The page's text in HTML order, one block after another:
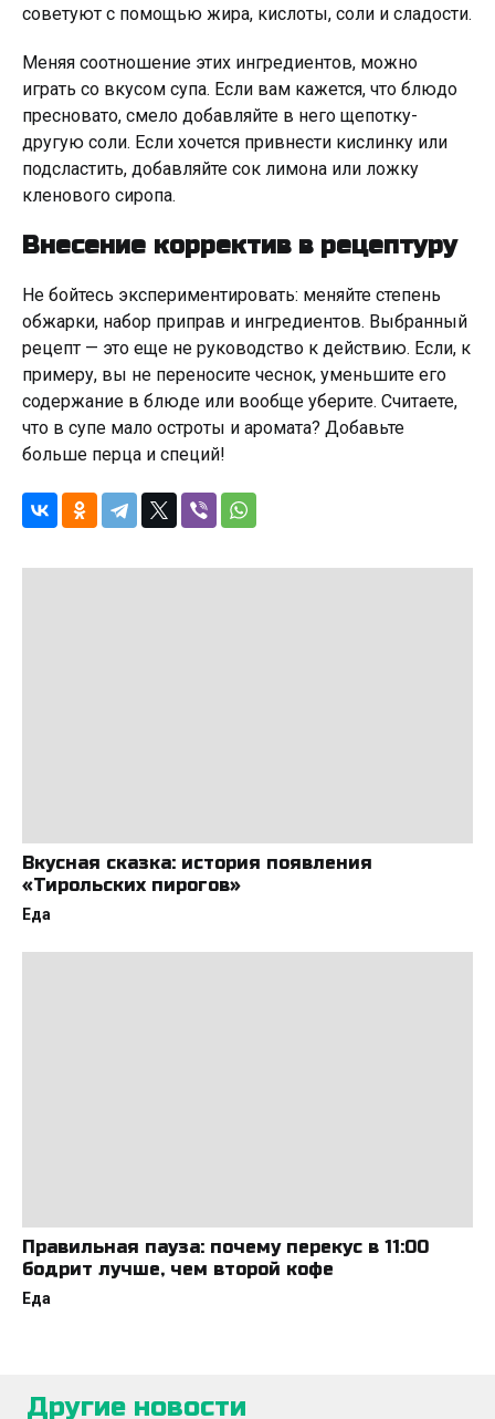
советуют с помощью жира, кислоты, соли и сладости.
Меняя соотношение этих ингредиентов, можно
играть со вкусом супа. Если вам кажется, что блюдо
пресновато, смело добавляйте в него щепотку-
другую соли. Если хочется привнести кислинку или
подсластить, добавляйте сок лимона или ложку
кленового сиропа.
Внесение корректив в рецептуру
Не бойтесь экспериментировать: меняйте степень
обжарки, набор приправ и ингредиентов. Выбранный
рецепт — это еще не руководство к действию. Если, к
примеру, вы не переносите чеснок, уменьшите его
содержание в блюде или вообще уберите. Считаете,
что в супе мало остроты и аромата? Добавьте
больше перца и специй!
Вкусная сказка: история появления
«Тирольских пирогов»
Еда
Правильная пауза: почему перекус в 11:00
бодрит лучше, чем второй кофе
Еда
Другие новости